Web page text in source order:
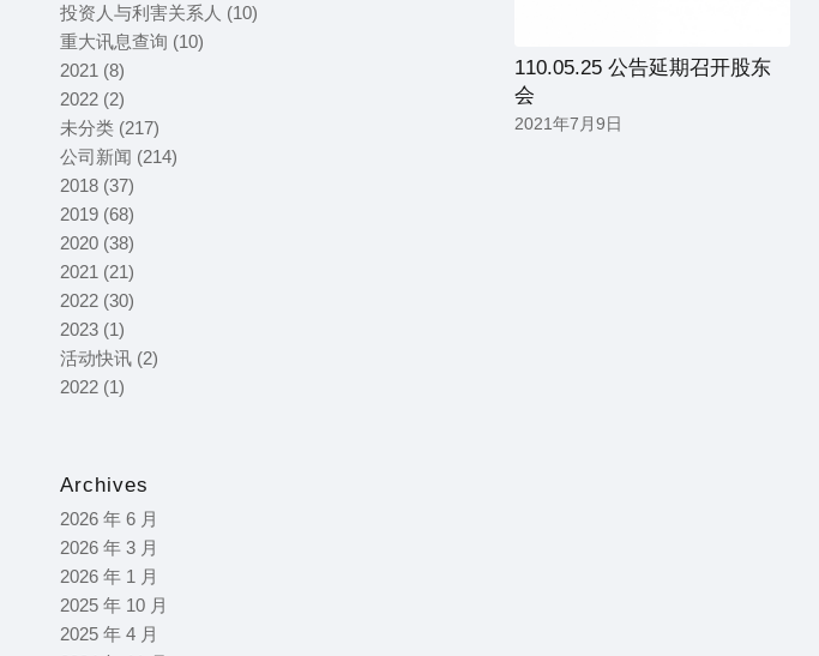
110.05.25 公告延期召开股东
会
2021年7月9日
投资人与利害关系人 (10)
重大讯息查询 (10)
2021 (8)
2022 (2)
未分类 (217)
公司新闻 (214)
2018 (37)
2019 (68)
2020 (38)
2021 (21)
2022 (30)
2023 (1)
活动快讯 (2)
2022 (1)
Archives
2026 年 6 月
2026 年 3 月
2026 年 1 月
2025 年 10 月
2025 年 4 月